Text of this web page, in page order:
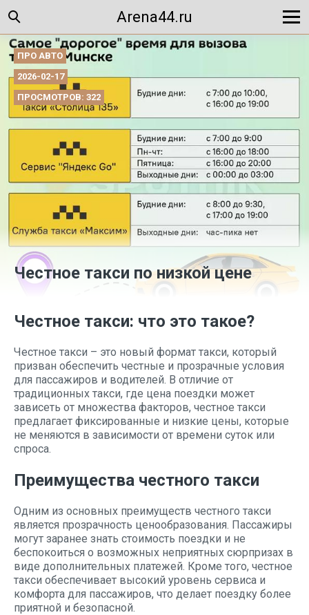
Arena44.ru
ПРО АВТО
2026-02-17
ПРОСМОТРОВ: 322
Честное такси по низкой цене
Честное такси: что это такое?
Честное такси – это новый формат такси, который
призван обеспечить честные и прозрачные условия
для пассажиров и водителей. В отличие от
традиционных такси, где цена поездки может
зависеть от множества факторов, честное такси
предлагает фиксированные и низкие цены, которые
не меняются в зависимости от времени суток или
спроса.
Преимущества честного такси
Одним из основных преимуществ честного такси
является прозрачность ценообразования. Пассажиры
могут заранее знать стоимость поездки и не
беспокоиться о возможных неприятных сюрпризах в
виде дополнительных платежей. Кроме того, честное
такси обеспечивает высокий уровень сервиса и
комфорта для пассажиров, что делает поездку более
приятной и безопасной.